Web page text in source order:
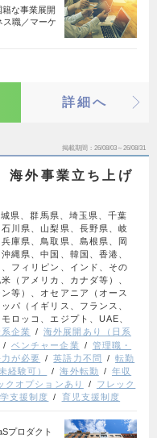
な事業展開
ス職／マーケ
詳細へ
掲載期間 26/08/03～26/08/31
海外事業立ち上げ
県、群馬県、埼玉県、千葉
川県、山梨県、長野県、岐
庫県、鳥取県、島根県、岡
縄県、中国、韓国、香港、
フィリピン、インド、その
（アメリカ、カナダ等）、
等）、オセアニア（オース
パ（イギリス、フランス、
ロッコ、エジプト、UAE、
企業
海外展開あり（日系
ベンチャー企業
管理職・
が必要 英語力不問
転勤
経験可） 海外転勤
年収
クオプションあり
フレック
支援制度 育児支援制度
プロダクト